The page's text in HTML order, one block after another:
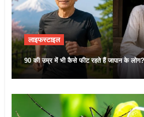
लाइफस्टाइल
90 की उम्र में भी कैसे फीट रहते हैं जापान के